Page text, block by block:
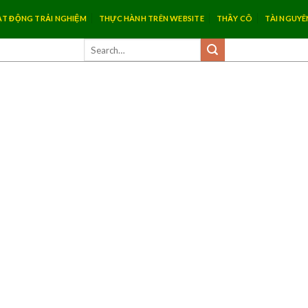
ĐỘNG TRẢI NGHIỆM THỰC HÀNH TRÊN WEBSITE THẦY CÔ TÀI